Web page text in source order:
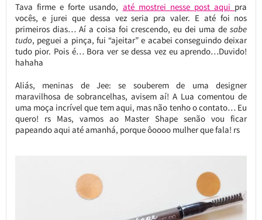
Tava firme e forte usando, até mostrei nesse post aqui pra
vocês, e jurei que dessa vez seria pra valer. E até foi nos
primeiros dias… Aí a coisa foi crescendo, eu dei uma desabe
tudo, peguei a pinça, fui “ajeitar” e acabei conseguindo deixar
tudo pior. Pois é… Bora ver se dessa vez eu aprendo…Duvido!
hahaha
Aliás, meninas de Jee: se souberem de uma designer
maravilhosa de sobrancelhas, avisem aí! A Lua comentou de
uma moça incrível que tem aqui, mas não tenho o contato… Eu
quero! rs Mas, vamos ao Master Shape senão vou ficar
papeando aqui até amanhá, porque ôoooo mulher que fala! rs